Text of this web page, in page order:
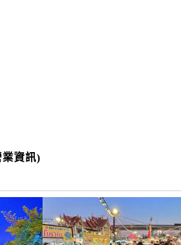
業資訊)